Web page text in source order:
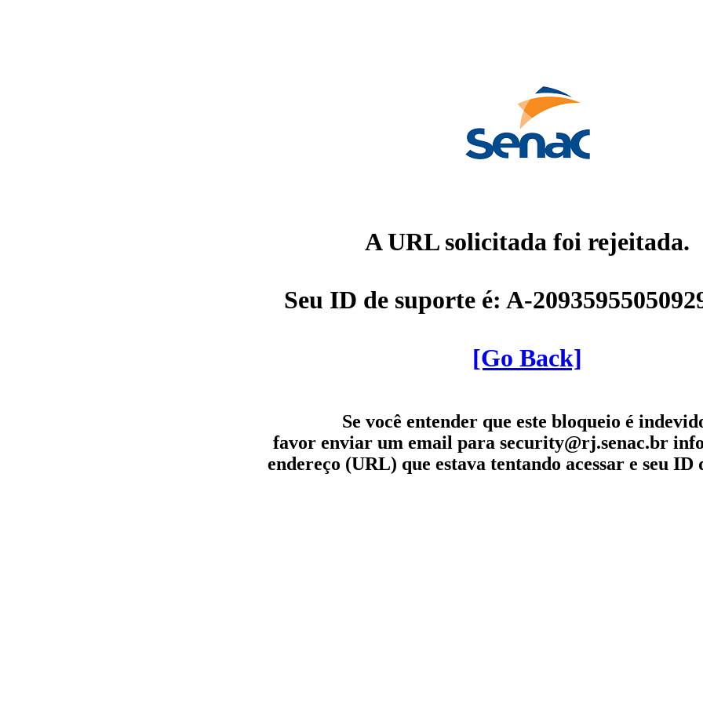
A URL solicitada foi rejeitada.
Seu ID de suporte é: A-
[Go Back]
Se você entender que este bloqueio é
favor enviar um email para security@rj.senac.br
endereço (URL) que estava tentando acessar e seu ID